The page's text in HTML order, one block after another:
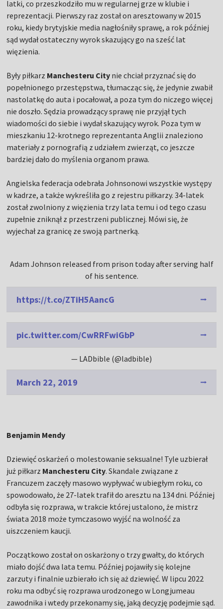
latki, co przeszkodziło mu w regularnej grze w klubie i
reprezentacji. Pierwszy raz został on aresztowany w 2015
roku, kiedy brytyjskie media nagłośniły sprawę, a rok później
sąd wydał ostateczny wyrok skazujący go na sześć lat
więzienia.
Były piłkarz Manchesteru City nie chciał przyznać się do
popełnionego przestępstwa, tłumacząc się, że jedynie zwabił
nastolatkę do auta i pocałował, a poza tym do niczego więcej
nie doszło. Sędzia prowadzący sprawę nie przyjął tych
wiadomości do siebie i wydał skazujący wyrok. Poza tym w
mieszkaniu 12-krotnego reprezentanta Anglii znaleziono
materiały z pornografią z udziałem zwierząt, co jeszcze
bardziej dało do myślenia organom prawa.
Angielska federacja odebrała Johnsonowi wszystkie występy
w kadrze, a także wykreśliła go z rejestru piłkarzy. 34-latek
został zwolniony z więzienia trzy lata temu i od tego czasu
zupełnie zniknął z przestrzeni publicznej. Mówi się, że
wyjechał za granicę ze swoją partnerką.
Adam Johnson released from prison today after serving half
of his sentence.
https://t.co/ZTiH5AancG
pic.twitter.com/CwRRFwiGbP
— LADbible (@ladbible)
March 22, 2019
Benjamin Mendy
Dziewięć oskarżeń o molestowanie seksualne! Tyle uzbierał
już piłkarz Manchesteru City. Skandale związane z
Francuzem zaczęły masowo wypływać w ubiegłym roku, co
spowodowało, że 27-latek trafił do aresztu na 134 dni. Później
odbyła się rozprawa, w trakcie której ustalono, że mistrz
świata 2018 może tymczasowo wyjść na wolność za
uiszczeniem kaucji.
Początkowo został on oskarżony o trzy gwałty, do których
miało dojść dwa lata temu. Później pojawiły się kolejne
zarzuty i finalnie uzbierało ich się aż dziewięć. W lipcu 2022
roku ma odbyć się rozprawa urodzonego w Longjumeau
zawodnika i wtedy przekonamy się, jaką decyzję podejmie sąd.